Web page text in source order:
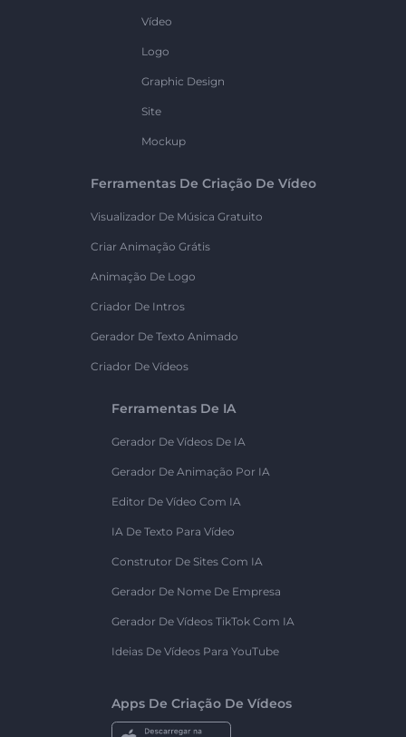
Vídeo
Logo
Graphic Design
Site
Mockup
Ferramentas De Criação De Vídeo
Visualizador De Música Gratuito
Criar Animação Grátis
Animação De Logo
Criador De Intros
Gerador De Texto Animado
Criador De Vídeos
Ferramentas De IA
Gerador De Vídeos De IA
Gerador De Animação Por IA
Editor De Vídeo Com IA
IA De Texto Para Vídeo
Construtor De Sites Com IA
Gerador De Nome De Empresa
Gerador De Vídeos TikTok Com IA
Ideias De Vídeos Para YouTube
Apps De Criação De Vídeos